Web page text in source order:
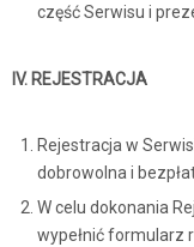
część Serwisu i
IV. REJESTRACJA
Rejestracja w
dobrowolna i
W celu dokonania
wypełnić formularz